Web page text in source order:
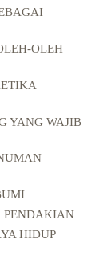
OLEH
YANG WAJIB
PENDAKIAN
HIDUP